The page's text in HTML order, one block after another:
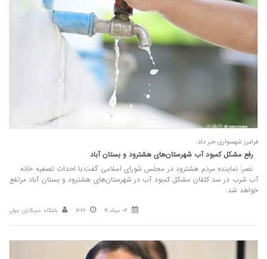
فرامرز شهسواری خبر داد:
رفع مشکل کمبود آب شهرستان‌های هشترود و بستان آباد
نصر: نماینده مردم هشترود در مجلس شورای اسلامی گفت:با احداث تصفیه خانه
آب شرب در سد کلقان مشکل کمبود آب در شهرستان‌های هشترود و بستان آباد مرتفع
خواهد شد.
04 مرداد 19 16:27 باشگاه خبرنگاران جوان